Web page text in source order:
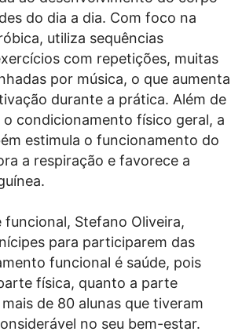
do dia a dia. Com foco na
utiliza sequências
com repetições, muitas
por música, o que aumenta
durante a prática. Além de
condicionamento físico geral, a
estimula o funcionamento do
a respiração e favorece a
funcional, Stefano Oliveira,
para participarem das
funcional é saúde, pois
física, quanto a parte
de 80 alunas que tiveram
no seu bem-estar.